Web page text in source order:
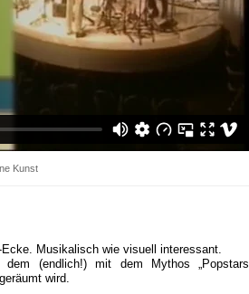
Kunst
Musikalisch wie visuell interessant.
(endlich!) mit dem Mythos „Popstars
wird.